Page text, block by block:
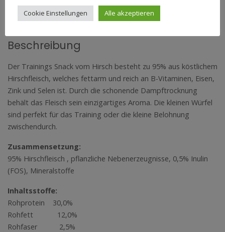
REZENSIONEN (0)
Beschreibung
Der Trainings Snack vom Hirsch besteht zu 95% aus köstlichem
Hirschfleisch, welches fettarm und reich an B-Vitaminen, Eisen,
Zink und Selen ist. Durch die schonende Dampftrocknung
behält das Fleisch sein einzigartiges Aroma. Die kleinen Würfel
sind perfekt für das Training oder die kleine Belohnung
zwischendurch.
Zusammensetzung:
95% Hirschfleisch , pflanzliche Nebenerzeugnisse, 0,5% Inulin
(FOS), Mineralstoffe
Inhaltsstoffe:
Rohprotein 30,0%
Rohfett 12,0%
Rohfaser 2,5%
Cookie Einstellungen Alle akzeptieren